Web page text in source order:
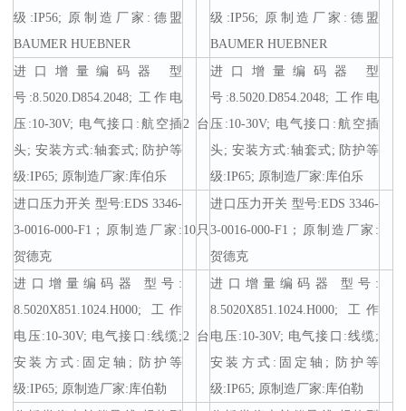
级:IP56; 原制造厂家:德盟
BAUMER HUEBNER
级:IP56; 原制造厂家:德盟
BAUMER HUEBNER
进口增量编码器 型
号:8.5020.D854.2048; 工作电
压:10-30V; 电气接口:航空插
头; 安装方式:轴套式; 防护等
级:IP65; 原制造厂家:库伯乐
2 台
进口增量编码器 型
号:8.5020.D854.2048; 工作电
压:10-30V; 电气接口:航空插
头; 安装方式:轴套式; 防护等
级:IP65; 原制造厂家:库伯乐
进口压力开关 型号:EDS 3346-
3-0016-000-F1；原制造厂家:
贺德克
10只
进口压力开关 型号:EDS 3346-
3-0016-000-F1；原制造厂家:
贺德克
进口增量编码器 型号:
8.5020X851.1024.H000; 工作
电压:10-30V; 电气接口:线缆;
安装方式:固定轴; 防护等
级:IP65; 原制造厂家:库伯勒
2 台
进口增量编码器 型号:
8.5020X851.1024.H000; 工作
电压:10-30V; 电气接口:线缆;
安装方式:固定轴; 防护等
级:IP65; 原制造厂家:库伯勒